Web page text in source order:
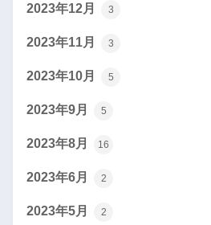
2023年12月 3
2023年11月 3
2023年10月 5
2023年9月 5
2023年8月 16
2023年6月 2
2023年5月 2